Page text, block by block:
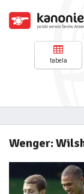
tabela
Wenger: